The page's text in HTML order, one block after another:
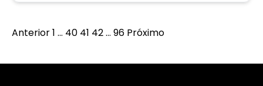
Paginação
posts
Anterior1 … 40 41 42… 96 Próximo